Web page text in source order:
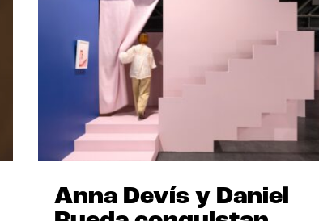
Anna Devís y Daniel